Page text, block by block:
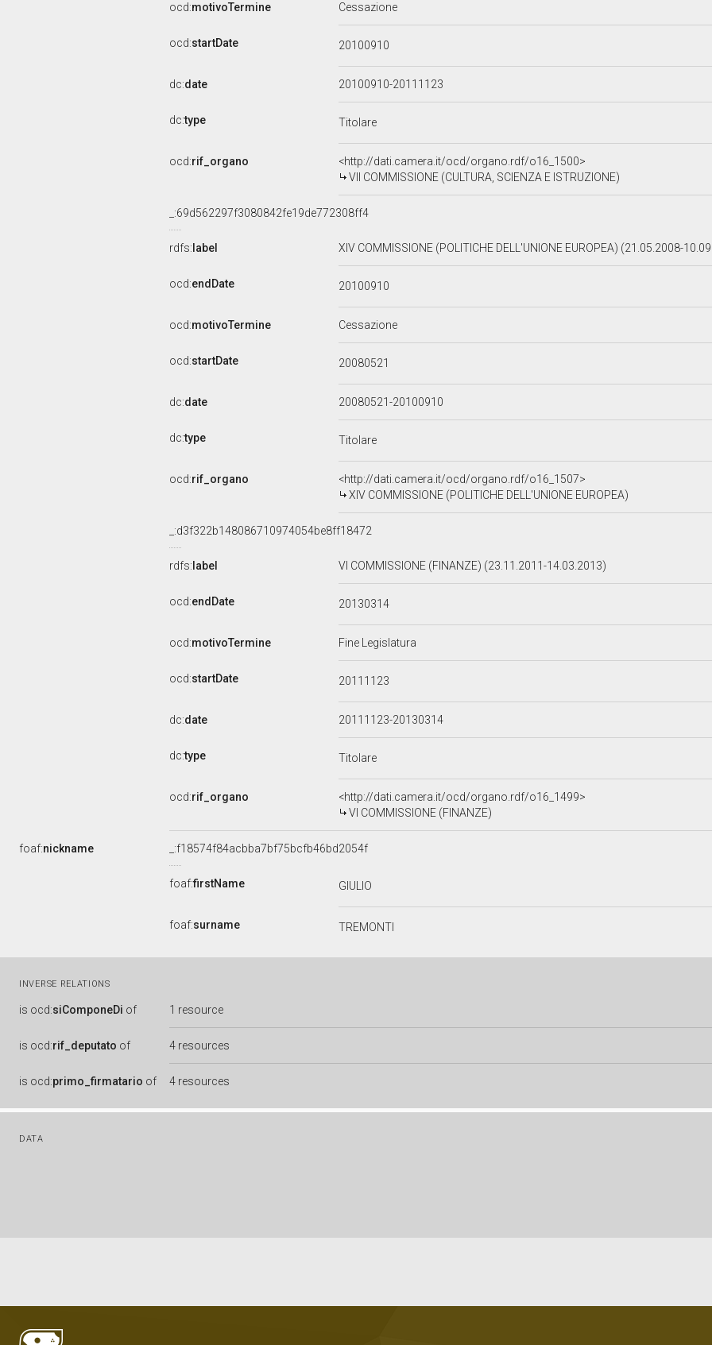
ocd:motivoTermine Cessazione
ocd:startDate 20100910
dc:date 20100910-20111123
dc:type Titolare
ocd:rif_organo
<http://dati.camera.it/ocd/organo.rdf/o16_1500>
VII COMMISSIONE (CULTURA, SCIENZA E ISTRUZIONE)
_:69d562297f3080842fe19de772308ff4
rdfs: label XIV COMMISSIONE (POLITICHE DELL'UNIONE EUROPEA) (21.05.2008-
ocd:endDate 20100910
ocd:motivoTermine Cessazione
ocd:startDate 20080521
dc:date 20080521-20100910
dc:type Titolare
ocd:rif_organo
<http://dati.camera.it/ocd/organo.rdf/o16_1507>
XIV COMMISSIONE (POLITICHE DELL'UNIONE EUROPEA)
_:d3f322b148086710974054be8ff18472
rdfs: label VI COMMISSIONE (FINANZE) (23.11.2011-14.03.2013)
ocd:endDate 20130314
ocd:motivoTermine Fine Legislatura
ocd:startDate 20111123
dc:date 20111123-20130314
dc:type Titolare
ocd:rif_organo
<http://dati.camera.it/ocd/organo.rdf/o16_1499>
VI COMMISSIONE (FINANZE)
foaf:nickname _:f18574f84acbba7bf75bcfb46bd2054f
foaf:firstName GIULIO
foaf:surname TREMONTI
INVERSE RELATIONS
is ocd:siComponeDi of 1 resource
is ocd:rif_deputato of 4 resources
is ocd:primo_firmatario of 4 resources
DATA